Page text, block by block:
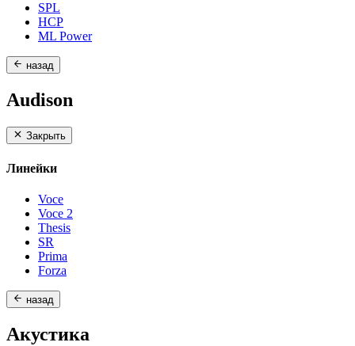
SPL
HCP
ML Power
назад
Audison
Закрыть
Линейки
Voce
Voce 2
Thesis
SR
Prima
Forza
назад
Акустика